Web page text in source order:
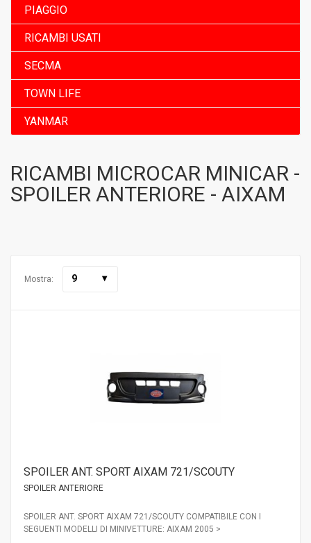
PIAGGIO
RICAMBI USATI
SECMA
TOWN LIFE
YANMAR
RICAMBI MICROCAR MINICAR -
SPOILER ANTERIORE - AIXAM
Mostra: 9
SPOILER ANT. SPORT AIXAM 721/SCOUTY
SPOILER ANTERIORE
SPOILER ANT. SPORT AIXAM 721/SCOUTY COMPATIBILE CON I
SEGUENTI MODELLI DI MINIVETTURE: AIXAM 2005 >